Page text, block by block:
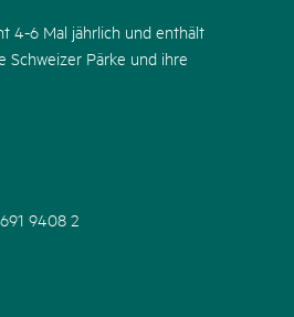
4-6 Mal jährlich und enthält
Schweizer Pärke und ihre
9408 2